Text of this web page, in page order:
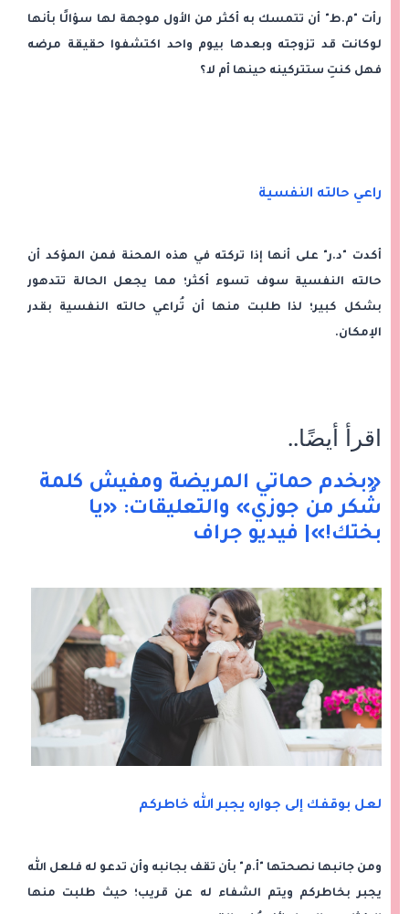
رأت "م.ط" أن تتمسك به أكثر من الأول موجهة لها سؤالًا بأنها
لوكانت قد تزوجته وبعدها بيوم واحد اكتشفوا حقيقة مرضه
فهل كنتِ ستتركينه حينها أم لا؟
راعي حالته النفسية
أكدت "د.ر" على أنها إذا تركته في هذه المحنة فمن المؤكد أن
حالته النفسية سوف تسوء أكثر؛ مما يجعل الحالة تتدهور
بشكل كبير؛ لذا طلبت منها أن تُراعي حالته النفسية بقدر
الإمكان.
اقرأ أيضًا..
«بخدم حماتي المريضة ومفيش كلمة
شُكر من جوزي» والتعليقات: «يا
بختك!»| فيديو جراف
لعل بوقفك إلى جواره يجبر الله خاطركم
ومن جانبها نصحتها "أ.م" بأن تقف بجانبه وأن تدعو له فلعل الله
يجبر بخاطركم ويتم الشفاء له عن قريب؛ حيث طلبت منها